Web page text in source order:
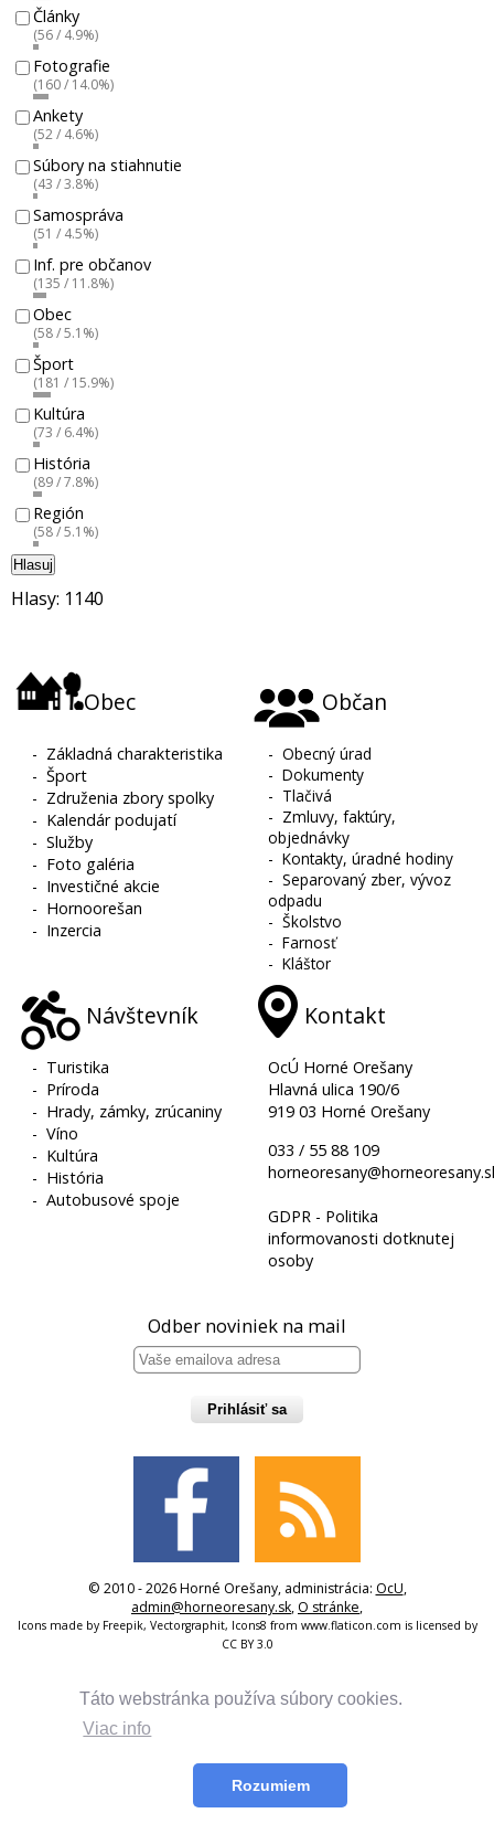
Táto webstránka používa súbory cookies.
Viac info
Rozumiem
Články
(56 / 4.9%)
Fotografie
(160 / 14.0%)
Ankety
(52 / 4.6%)
Súbory na stiahnutie
(43 / 3.8%)
Samospráva
(51 / 4.5%)
Inf. pre občanov
(135 / 11.8%)
Obec
(58 / 5.1%)
Šport
(181 / 15.9%)
Kultúra
(73 / 6.4%)
História
(89 / 7.8%)
Región
(58 / 5.1%)
Hlasuj
Hlasy: 1140
Obec
- Základná charakteristika
-Šport
- Združenia zbory spolky
- Kalendár podujatí
-Služby
- Foto galéria
- Investičné akcie
- Hornoorešan
- Inzercia
Občan
-Obecný úrad
-Dokumenty
- Tlačivá
- Zmluvy, faktúry,
objednávky
-Kontakty, úradné hodiny
-Separovaný zber, vývoz
odpadu
-Školstvo
-Farnosť
-Kláštor
Návštevník
- Turistika
- Príroda
- Hrady, zámky, zrúcaniny
-Víno
- Kultúra
- História
-Autobusové spoje
Kontakt
OcÚ Horné Orešany
Hlavná ulica 190/6
919 03 Horné Orešany
033 / 55 88 109
GDPR - Politika
informovanosti dotknutej
osoby
Odber noviniek na mail
Prihlásiť sa
© 2010 - 2026 Horné Orešany, administrácia: OcU,
admin@horneoresany.sk, O stránke,
Icons made by Freepik, Vectorgraphit, Icons8 from www.flaticon.com is licensed by
CC BY 3.0